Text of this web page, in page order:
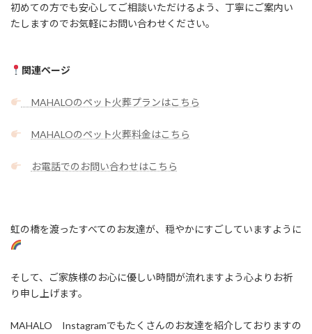
初めての方でも安心してご相談いただけるよう、丁寧にご案内い
たしますのでお気軽にお問い合わせください。
関連ページ
MAHALOのペット火葬プランはこちら
MAHALOのペット火葬料金はこちら
お電話でのお問い合わせはこちら
虹の橋を渡ったすべてのお友達が、穏やかにすごしていますように
そして、ご家族様のお心に優しい時間が流れますよう心よりお祈
り申し上げます。
MAHALO Instagramでもたくさんのお友達を紹介しておりますの